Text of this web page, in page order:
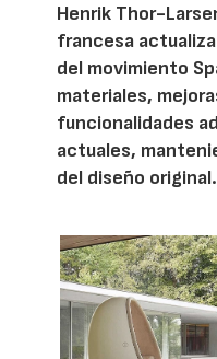
Henrik Thor-
francesa
del movimiento
materiales,
funcionalidades
actuales,
del diseño original.